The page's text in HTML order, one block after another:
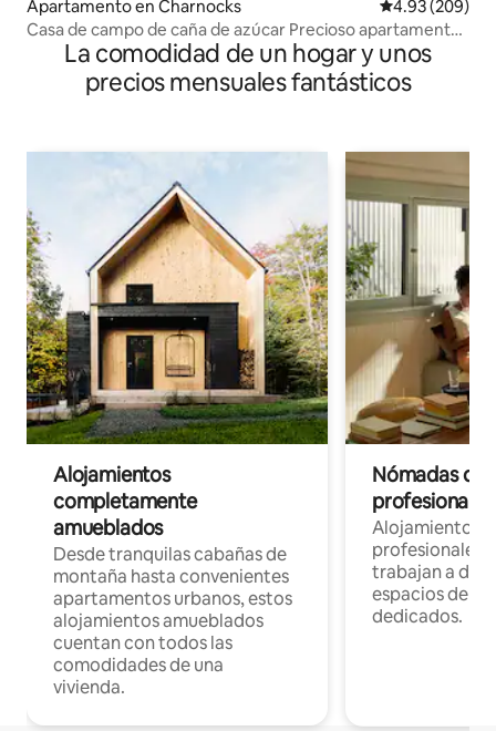
Apartamento en Charnocks Calificación
4.93 (209)
Casa de campo de caña de azúcar Precioso apartamento
de un dormitorio.
La comodidad de un hogar y unos
precios mensuales fantásticos
Alojamientos
completamente
amueblados
Desde tranquilas cabañas de
montaña hasta convenientes
apartamentos urbanos, estos
alojamientos amueblados
cuentan con todos las
comodidades de una
vivienda.
Nómadas
Alojamientos
profesionales
trabajan a
espacios de
dedicados.